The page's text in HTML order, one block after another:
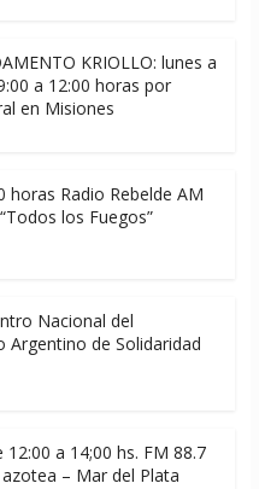
KRIOLLO: lunes a
a 12:00 horas por
en Misiones
horas Radio Rebelde AM
los Fuegos”
Nacional del
Argentino de Solidaridad
12:00 a 14;00 hs. FM 88.7
– Mar del Plata